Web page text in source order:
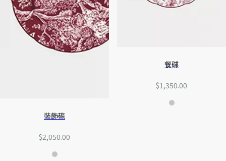
裝飾碟
$2,050.00
餐碟
$1,350.00